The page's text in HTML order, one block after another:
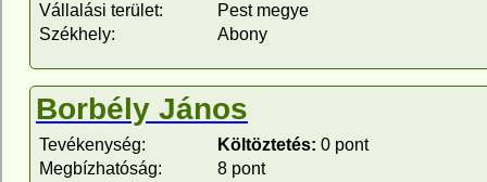
Vállalási terület:
Pest megye
Székhely:
Abony
Borbély János
Tevékenység: Költöztetés: 0 pont
Megbízhatóság:
8 pont